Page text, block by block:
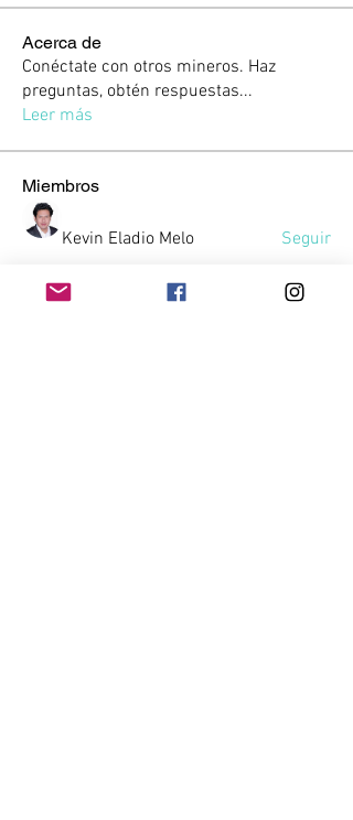
Acerca de
Conéctate con otros mineros. Haz
preguntas, obtén respuestas...
Leer más
Miembros
Kevin Eladio Melo Seguir